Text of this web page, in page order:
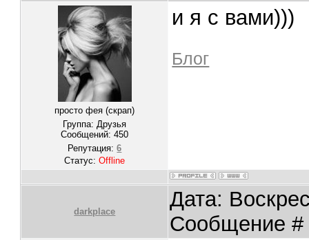
просто фея (скрап)
Группа: Друзья
Сообщений:450
Репутация:6
Статус:Offline
и я с вами)))
Блог
darkplace
Дата:
Сообщение